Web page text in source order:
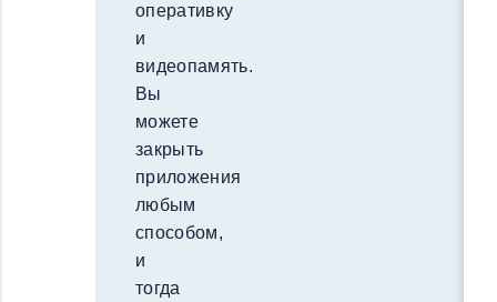
оперативку
и
видеопамять.
Вы
можете
закрыть
приложения
любым
способом,
и
тогда